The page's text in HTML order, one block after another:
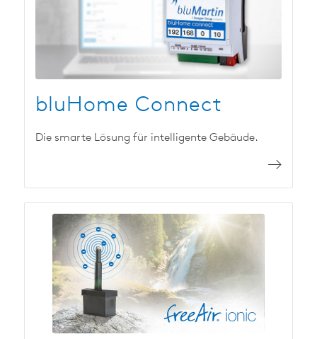
bluHome Connect
Die smarte Lösung für intelligente Gebäude.